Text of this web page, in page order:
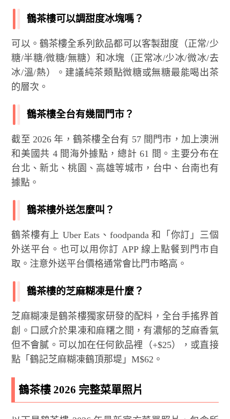
鶴茶樓可以調甜度冰塊嗎？
可以。鶴茶樓全系列飲品都可以客製甜度（正常/少
糖/半糖/微糖/無糖）和冰塊（正常冰/少冰/微冰/去
冰/溫/熱）。建議純茶類點微糖或無糖最能喝出茶
的層次。
鶴茶樓全台有幾間門市？
截至 2026 年，鶴茶樓全台有 57 間門市，加上澳洲
和美國共 4 間海外據點，總計 61 間。主要分布在
台北、新北、桃園、高雄等城市，台中、台南也有
據點。
鶴茶樓外送怎麼叫？
鶴茶樓有上 Uber Eats、foodpanda 和「你訂」三個
外送平台。也可以用你訂 APP 線上點餐到門市自
取。注意外送平台價格通常會比門市略高。
鶴茶樓的芝麻糊凍是什麼？
芝麻糊凍是鶴茶樓獨家研發的配料，全台手搖界首
創。口感介於果凍和麻糬之間，有濃郁的芝麻香氣
但不會膩。可以加在任何飲品裡（+$25），或直接
點「鶴記芝麻糊凍鶴頂那堤」M$62。
鶴茶樓 2026 完整菜單照片